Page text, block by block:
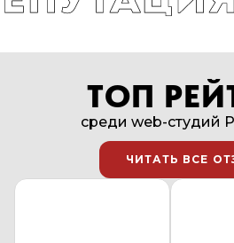
ТОП
среди web-студий
ЧИТАТЬ ВСЕ
ЧИТАТЬ ВСЕ